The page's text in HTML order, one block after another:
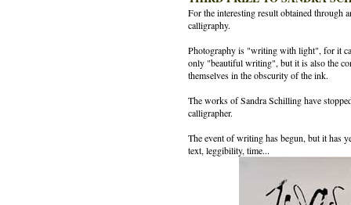
For the interesting result obtained through
calligraphy.
Photography is "writing with light", for it
only "beautiful writing", but it is also the
themselves in the obscurity of the ink.
The works of Sandra Schilling have
calligrapher.
The event of writing has begun, but it has
text, leggibility, time...